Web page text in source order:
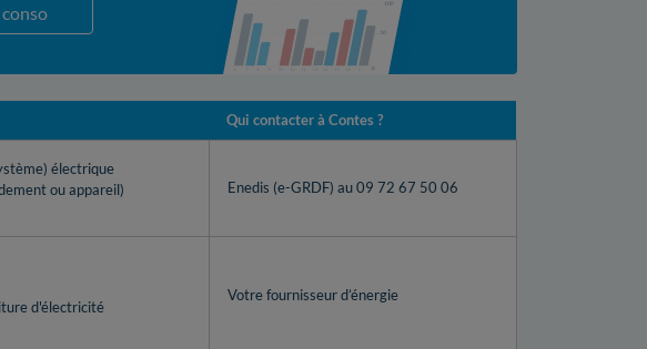
Qui contacter à Contes ?
électrique
ou appareil)
Enedis (e-GRDF) au 09 72 67 50 06
d'électricité
Votre fournisseur d’énergie